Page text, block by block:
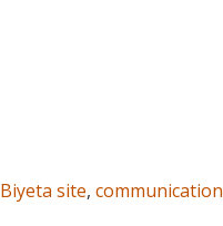
Biyeta site, communication